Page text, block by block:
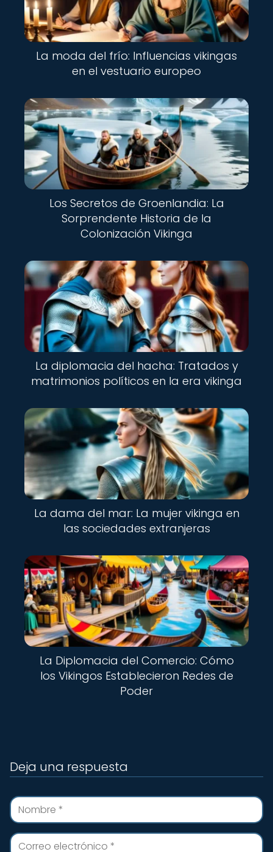
La moda del frío: Influencias vikingas
en el vestuario europeo
Los Secretos de Groenlandia: La
Sorprendente Historia de la
Colonización Vikinga
La diplomacia del hacha: Tratados y
matrimonios políticos en la era vikinga
La dama del mar: La mujer vikinga en
las sociedades extranjeras
La Diplomacia del Comercio: Cómo
los Vikingos Establecieron Redes de
Poder
Deja una respuesta